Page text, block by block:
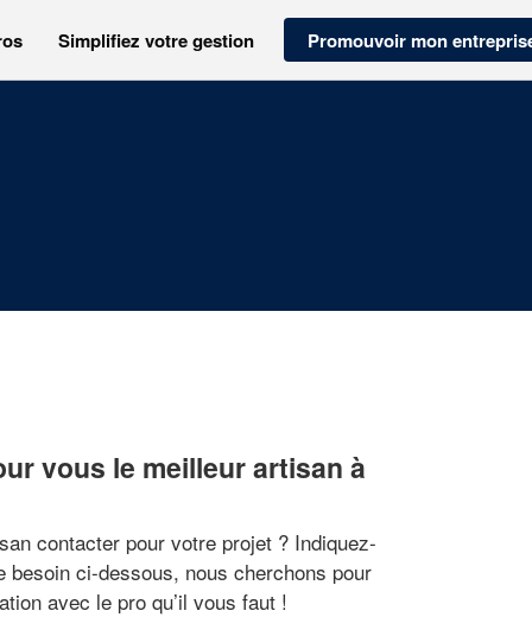
Simplifiez votre gestion Promouvoir mon
vous le meilleur artisan à
contacter pour votre projet ? Indiquez-
besoin ci-dessous, nous cherchons pour
avec le pro qu’il vous faut !